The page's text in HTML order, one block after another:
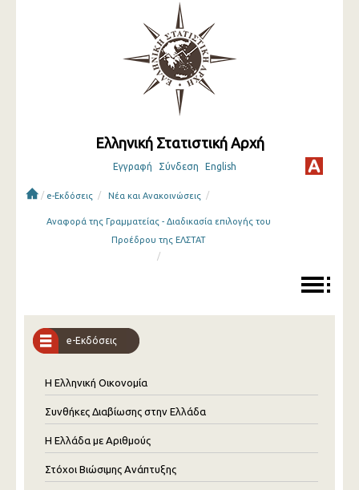
Ελληνική Στατιστική Αρχή
Εγγραφή Σύνδεση English
/ e-Εκδόσεις / Νέα και Ανακοινώσεις /
Αναφορά της Γραμματείας - Διαδικασία επιλογής του
Προέδρου της ΕΛΣΤΑΤ
/
e-Εκδόσεις
Η Ελληνική Οικονομία
Συνθήκες Διαβίωσης στην Ελλάδα
Η Ελλάδα με Αριθμούς
Στόχοι Βιώσιμης Ανάπτυξης